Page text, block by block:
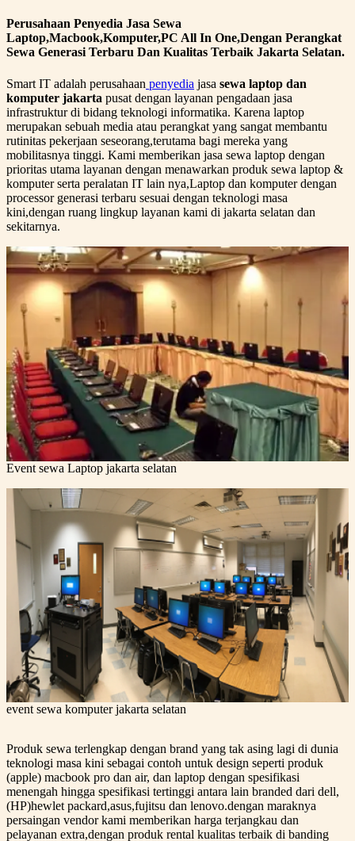
Perusahaan Penyedia Jasa Sewa
Laptop,Macbook,Komputer,PC All In One,Dengan Perangkat
Sewa Generasi Terbaru Dan Kualitas Terbaik Jakarta Selatan.
Smart IT adalah perusahaan penyedia jasa sewa laptop dan
komputer jakarta pusat dengan layanan pengadaan jasa
infrastruktur di bidang teknologi informatika. Karena laptop
merupakan sebuah media atau perangkat yang sangat membantu
rutinitas pekerjaan seseorang,terutama bagi mereka yang
mobilitasnya tinggi. Kami memberikan jasa sewa laptop dengan
prioritas utama layanan dengan menawarkan produk sewa laptop &
komputer serta peralatan IT lain nya,Laptop dan komputer dengan
processor generasi terbaru sesuai dengan teknologi masa
kini,dengan ruang lingkup layanan kami di jakarta selatan dan
sekitarnya.
Event sewa Laptop jakarta selatan
event sewa komputer jakarta selatan
Produk sewa terlengkap dengan brand yang tak asing lagi di dunia
teknologi masa kini sebagai contoh untuk design seperti produk
(apple) macbook pro dan air, dan laptop dengan spesifikasi
menengah hingga spesifikasi tertinggi antara lain branded dari dell,
(HP)hewlet packard,asus,fujitsu dan lenovo.dengan maraknya
persaingan vendor kami memberikan harga terjangkau dan
pelayanan extra,dengan produk rental kualitas terbaik di banding